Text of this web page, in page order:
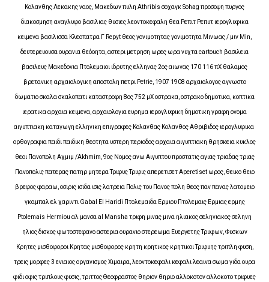
Κολανθης Λεκακης ναος, Μακεδων πυλη Athribis σοχαγκ Sohag προσοψη πυργος
διακοσμηση αναγλυφο βασιλιας θυσιες λεοντοκεφαλη θεα Ρεπιτ Ρεπυτ ιερογλυφικα
κειμενα βασιλισσα Κλεοπατρα Γ Repyt θεος γονιμοτητας γονιμοτητα Μινωας / μιν Min,
δευτερευουσα ουρανια θεόοητα, αστερι μετρηση ωρες ωρα νυχτα cartouch βασιλεια
βασιλευς Μακεδονια Πτολεμαιοι ιδρυτης ελληνας 2ος αιωνας 170 116 πΧ θαλαμος
βρετανικη αρχαιολογικη αποστολη πετρι Petrie, 1907 1908 αρχαιολογος αγνωστο
δωματιο σκαλα σκαλοπατι καταστροφη 8ος 752 μΧ οστρακα, οστρακο δημοτικα, κοπτικα
ιερατικα αρχαια κειμενα, αρχαιολογια ευρημα ιερογλυφικη δημοτικη γραφη ονομα
αιγυπτιακη καταγωγη ελληνικη επιγραφες Κολανθας Κολανθος Αθριβιδος ιερογλυφικα ​​
ορθογραφια παιδι παιδικη θεοτητα υστερη περιοδος αρχαια αιγυπτιακη θρησκεια κυκλος
θεοι Πανοπολη Αχμιμ /Akhmim, 9ος Νομος ανω Αιγυπτου προστατις αγιας τριαδας τριας
Πανοπολις πατερας πατηρ μητερα Τριφυς Τριφις απερετισετ Aperetiset ωρος, θεικο θειο
βρεφος φαραω, οσιρις ισιδα ισις λατρεια Πολις του Πανος πολη θεος παν πανας λατομειο
γκαμπαλ ελ χαριντι Gabal El Haridi Πτολεμαιδα Ερμιου Πτολεμαις Ερμιας ερμης
Ptolemais Hermiou αλ μανσα al Mansha τριφη μινας μινα ηλιακος σεληνιακος σεληνη
ηλιος δισκος φωτοστεφανο αστερια ουρανιο στερεωμα Ευεργετης Τρυφων, Φυσκων
Κρητες μισθοφοροι Κρητας μισθοφορος κρητη κρητικος κρητικοι Τριφυης τριπλη φυση,
τρεις μορφες 3 ενιαιος οργανισμος Χιμαιρα, λεοντοκεφαλι κεφαλι λεαινα σωμα γιδα ουρα
φιδι οφις τριπλους φυσις, τριττος Θεοφραστος θηριον θηριο αλλοκοτον αλλοκοτο τριφυες